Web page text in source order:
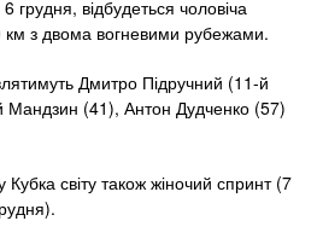
грудня, відбудеться чоловіча
км з двома вогневими рубежами.
Дмитро Підручний (11-й
Мандзин (41), Антон Дудченко (57)
світу також жіночий спринт (7